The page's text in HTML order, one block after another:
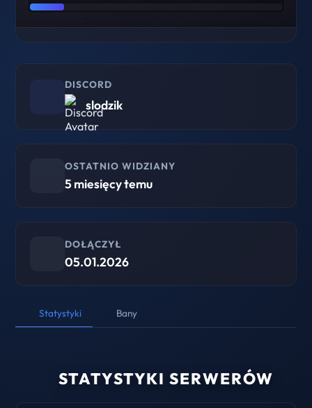
DISCORD
slodzik
OSTATNIO WIDZIANY
5 miesięcy temu
DOŁĄCZYŁ
05.01.2026
Statystyki Bany
STATYSTYKI SERWERÓW